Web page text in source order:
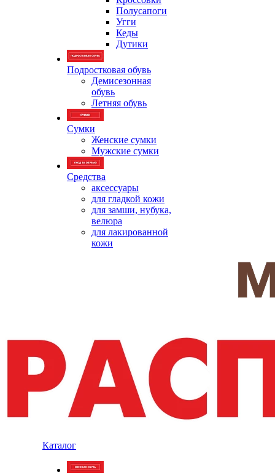
Полусапоги
Угги
Кеды
Дутики
Подростковая обувь
Демисезонная
обувь
Летняя обувь
Сумки
Женские сумки
Мужские сумки
Средства
аксессуары
для гладкой кожи
для замши, нубука,
велюра
для лакированной
кожи
Каталог